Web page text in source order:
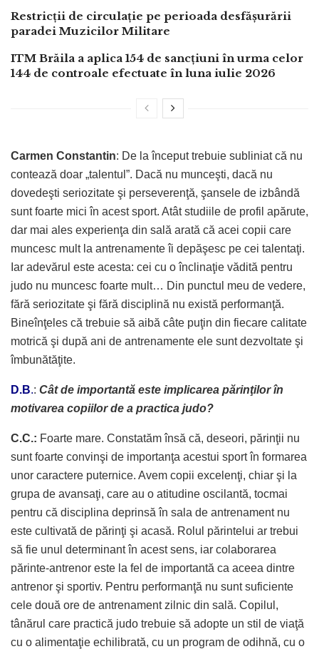
Restricții de circulație pe perioada desfășurării
paradei Muzicilor Militare
ITM Brăila a aplica 154 de sancțiuni în urma celor
144 de controale efectuate în luna iulie 2026
Carmen Constantin: De la început trebuie subliniat că nu
contează doar „talentul”. Dacă nu munceşti, dacă nu
dovedeşti seriozitate şi perseverenţă, şansele de izbândă
sunt foarte mici în acest sport. Atât studiile de profil apărute,
dar mai ales experienţa din sală arată că acei copii care
muncesc mult la antrenamente îi depăşesc pe cei talentaţi.
Iar adevărul este acesta: cei cu o înclinaţie vădită pentru
judo nu muncesc foarte mult… Din punctul meu de vedere,
fără seriozitate şi fără disciplină nu există performanţă.
Bineînţeles că trebuie să aibă câte puţin din fiecare calitate
motrică şi după ani de antrenamente ele sunt dezvoltate şi
îmbunătăţite.
D.B.: Cât de importantă este implicarea părinţilor în
motivarea copiilor de a practica judo?
C.C.: Foarte mare. Constatăm însă că, deseori, părinţii nu
sunt foarte convinşi de importanţa acestui sport în formarea
unor caractere puternice. Avem copii excelenţi, chiar şi la
grupa de avansaţi, care au o atitudine oscilantă, tocmai
pentru că disciplina deprinsă în sala de antrenament nu
este cultivată de părinţi şi acasă. Rolul părintelui ar trebui
să fie unul determinant în acest sens, iar colaborarea
părinte-antrenor este la fel de importantă ca aceea dintre
antrenor şi sportiv. Pentru performanţă nu sunt suficiente
cele două ore de antrenament zilnic din sală. Copilul,
tânărul care practică judo trebuie să adopte un stil de viaţă
cu o alimentaţie echilibrată, cu un program de odihnă, cu o